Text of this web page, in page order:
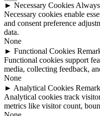
► Necessary Cookies
Necessary cookies enable
and consent preference
data.
None
► Functional Cookies
Functional cookies support
media, collecting feedback,
None
► Analytical Cookies Remark
Analytical cookies track
metrics like visitor count,